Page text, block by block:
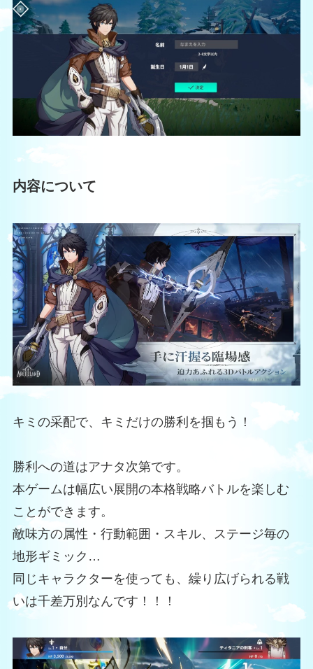
内容について
キミの采配で、キミだけの勝利を掴もう！
勝利への道はアナタ次第です。
本ゲームは幅広い展開の本格戦略バトルを楽しむ
ことができます。
敵味方の属性・行動範囲・スキル、ステージ毎の
地形ギミック…
同じキャラクターを使っても、繰り広げられる戦
いは千差万別なんです！！！